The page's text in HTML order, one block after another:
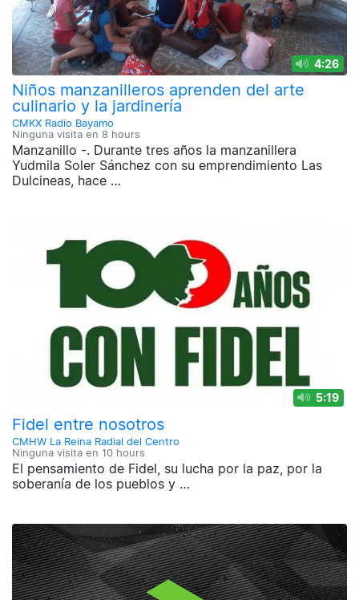
4:26
Niños manzanilleros aprenden del arte
culinario y la jardinería
CMKX Radio Bayamo
Ninguna visita en 8 hours
Manzanillo -. Durante tres años la manzanillera
Yudmila Soler Sánchez con su emprendimiento Las
Dulcineas, hace …
5:19
Fidel entre nosotros
CMHW La Reina Radial del Centro
Ninguna visita en 10 hours
El pensamiento de Fidel, su lucha por la paz, por la
soberanía de los pueblos y …